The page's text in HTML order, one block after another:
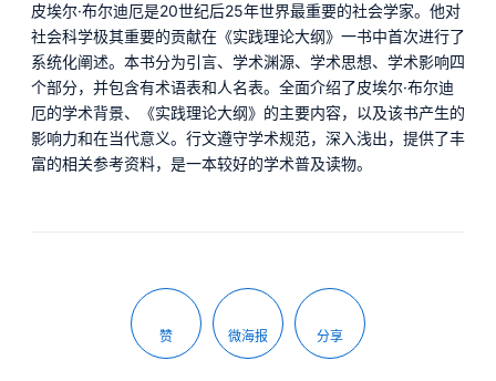
皮埃尔·布尔迪厄是20世纪后25年世界最重要的社会学家。他对
社会科学极其重要的贡献在《实践理论大纲》一书中首次进行了
系统化阐述。本书分为引言、学术渊源、学术思想、学术影响四
个部分，并包含有术语表和人名表。全面介绍了皮埃尔·布尔迪
厄的学术背景、《实践理论大纲》的主要内容，以及该书产生的
影响力和在当代意义。行文遵守学术规范，深入浅出，提供了丰
富的相关参考资料，是一本较好的学术普及读物。
赞 微海报 分享